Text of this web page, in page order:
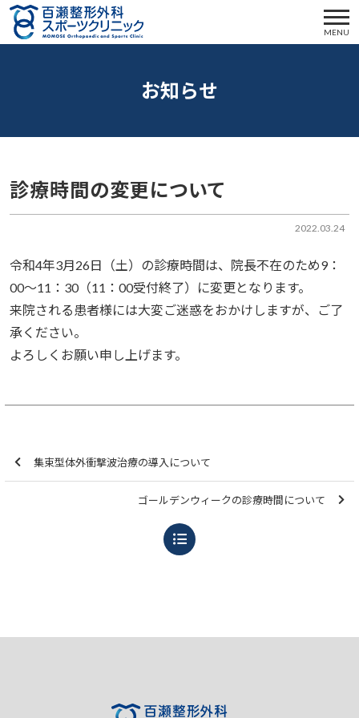
MENU
お知らせ
2022.03.24
診療時間の変更について
令和4年3月26日（土）の診療時間は、院長不在のため9：
00～11：30（11：00受付終了）に変更となります。
来院される患者様には大変ご迷惑をおかけしますが、ご了
承ください。
よろしくお願い申し上げます。
集束型体外衝撃波治療の導入について
ゴールデンウィークの診療時間について